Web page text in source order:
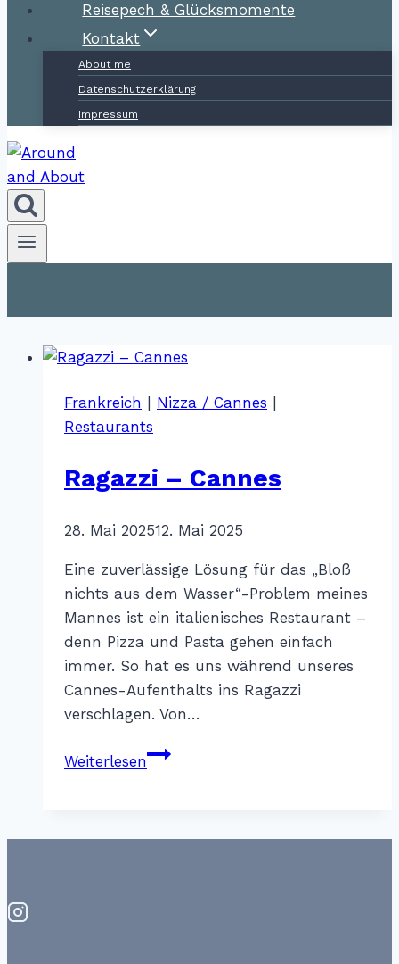
Reisepech & Glücksmomente
Kontakt
About me
Datenschutzerklärung
Impressum
Frankreich Nizza / Cannes
Restaurants
Ragazzi – Cannes
VonKatharina
28. Mai 202512. Mai 2025
Eine zuverlässige Lösung für das „Bloß
nichts aus dem Wasser“-Problem meines
Mannes ist ein italienisches Restaurant –
denn Pizza und Pasta gehen einfach
immer. So hat es uns während unseres
Cannes-Aufenthalts ins Ragazzi
verschlagen. Von…
WeiterlesenRagazzi